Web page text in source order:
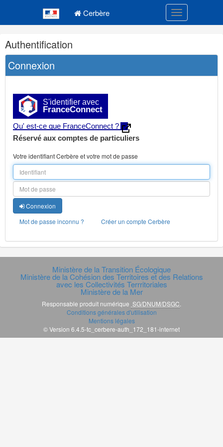
Cerbère Toggle
Navigation
et
outils
annexes
Authentification
Connexion
S'identifier avec
FranceConnect
Qu' est-ce que FranceConnect ?
Réservé aux comptes de particuliers
Votre identifiant Cerbère et votre mot de passe
Connexion
Mot de passe inconnu ?
Créer un compte Cerbère
Ministère de la Transition Écologique
Ministère de la Cohésion des Territoires et des Relations
avec les Collectivités Terrritoriales
Ministère de la Mer
Responsable produit numérique SG/DNUM/DSGC.
Conditions générales d'utilisation
Mentions légales
© Version 6.4.5-tc_cerbere-auth_172_181-internet